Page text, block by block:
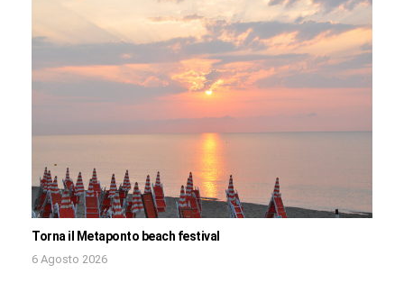
Torna il Metaponto beach festival
6 Agosto 2026